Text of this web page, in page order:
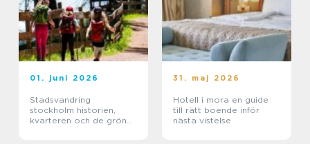
01. juni 2026
Stadsvandring
stockholm historien,
kvarteren och de gröna
31. maj 2026
Hotell i mora en guide
till rätt boende inför
nästa vistelse